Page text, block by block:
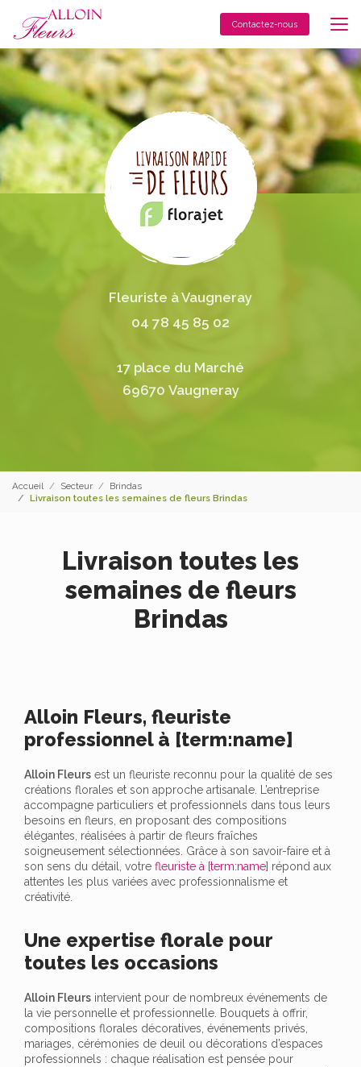
contenu
principal
Contactez-nous
Fleuriste à Vaugneray
04 78 45 85 02
17 place du Marché
69670 Vaugneray
Accueil Secteur
Brindas
Livraison toutes les semaines de fleurs Brindas
Livraison toutes les
semaines de fleurs
Brindas
Alloin Fleurs, fleuriste
professionnel à [term:name]
Alloin Fleurs est un fleuriste reconnu pour la qualité de ses
créations florales et son approche artisanale. L’entreprise
accompagne particuliers et professionnels dans tous leurs
besoins en fleurs, en proposant des compositions
élégantes, réalisées à partir de fleurs fraîches
soigneusement sélectionnées. Grâce à son savoir-faire et à
son sens du détail, votre fleuriste à [term:name] répond aux
attentes les plus variées avec professionnalisme et
créativité.
Une expertise florale pour
toutes les occasions
Alloin Fleurs intervient pour de nombreux événements de
la vie personnelle et professionnelle. Bouquets à offrir,
compositions florales décoratives, événements privés,
mariages, cérémonies de deuil ou décorations d’espaces
professionnels : chaque réalisation est pensée pour